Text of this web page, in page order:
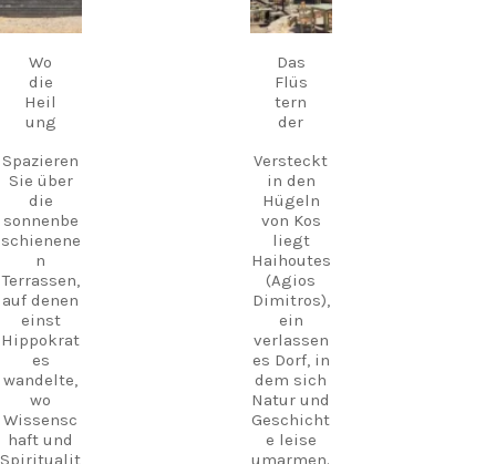
erwacht,
wo man
inmitten
historisch
er Kulisse
hausgem
achte
regionale
Gerichte
genießen
kann.
An
vielen
Abenden
liegt
griechisc
he Live-
Musik in
der Luft
und
schafft
eine
ps,
atembera
Orte und
unverges
sliche
Erlebniss
Kos.
Entdecke
n Sie Kos.
Erleben
Sie mehr.
Schaffen
Sie
Erinnerun
gen.
Folge
uns und
plane
noch
18.
September
Wo
die
Heil
ung
Spazieren
Sie über
die
sonnenbe
schienene
n
Terrassen,
auf denen
einst
Hippokrat
es
wandelte,
wo
Wissensc
haft und
Spiritualit
17.
September
Das
Flüs
tern
der
Versteckt
in den
Hügeln
von Kos
liegt
Haihoutes
(Agios
Dimitros),
ein
verlassen
es Dorf, in
dem sich
Natur und
Geschicht
e leise
umarmen.